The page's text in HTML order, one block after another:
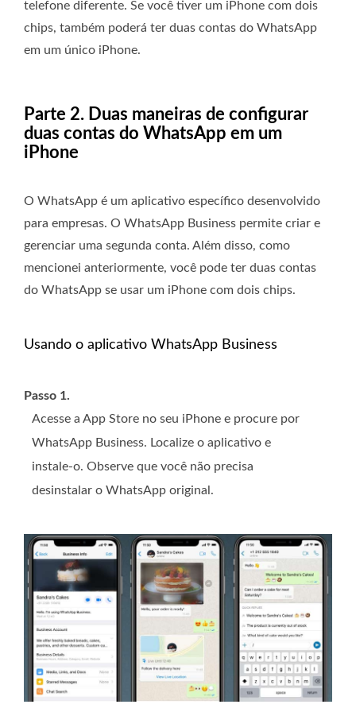
telefone diferente. Se você tiver um iPhone com dois
chips, também poderá ter duas contas do WhatsApp
em um único iPhone.
Parte 2. Duas maneiras de configurar
duas contas do WhatsApp em um
iPhone
O WhatsApp é um aplicativo específico desenvolvido
para empresas. O WhatsApp Business permite criar e
gerenciar uma segunda conta. Além disso, como
mencionei anteriormente, você pode ter duas contas
do WhatsApp se usar um iPhone com dois chips.
Usando o aplicativo WhatsApp Business
Passo 1.
Acesse a App Store no seu iPhone e procure por
WhatsApp Business. Localize o aplicativo e
instale-o. Observe que você não precisa
desinstalar o WhatsApp original.